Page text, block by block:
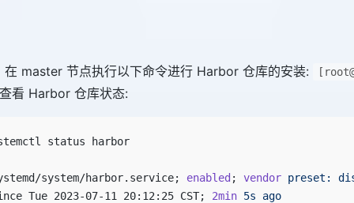
master 节点执行以下命令进行 Harbor 仓库的安装:
看 Harbor 仓库状态:
status harbor
system/harbor.service; enabled ; vendor preset:
Tue 2023-07-11 20:12:25 CST; 2min 5s ago